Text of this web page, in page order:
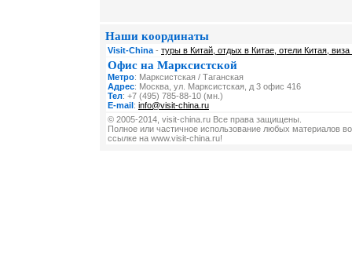
Наши координаты
Visit-China - туры в Китай, отдых в Китае, отели Китая, виза
Офис на Марксистской
Метро: Марксистская / Таганская
Адрес: Москва, ул. Марксистская, д 3 офис 416
Тел: +7 (495) 785-88-10 (мн.)
E-mail: info@visit-china.ru
© 2005-2014, visit-china.ru Все права защищены.
Полное или частичное использование любых материалов
ссылке на www.visit-china.ru!